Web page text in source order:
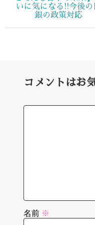
いに気になる!!今後の
銀の政策対応
コメントはお
名前 ※